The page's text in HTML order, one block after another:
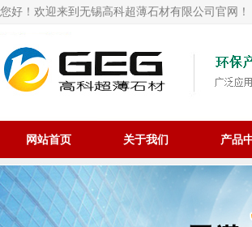
您好！欢迎来到无锡高科超薄石材有限公司官网！
网站首页 关于我们 产品